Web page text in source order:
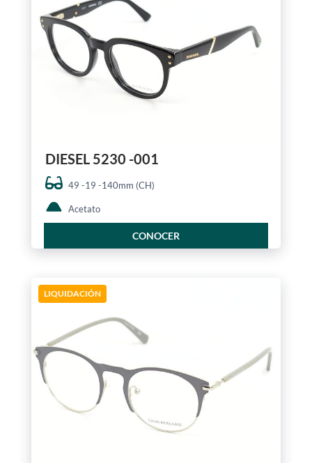
DIESEL 5230 -001
49 -19 -140mm (CH)
Acetato
CONOCER
LIQUIDACIÓN